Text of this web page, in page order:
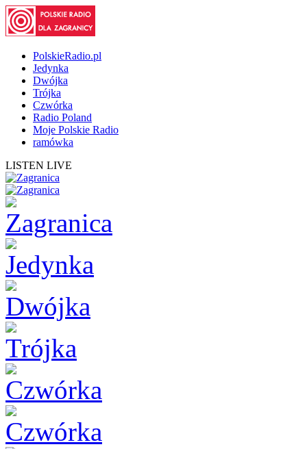
PolskieRadio.pl
Jedynka
Dwójka
Trójka
Czwórka
Radio Poland
Moje Polskie Radio
ramówka
LISTEN LIVE